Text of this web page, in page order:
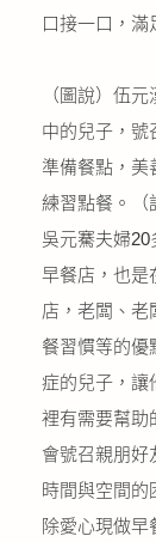
口接一口，滿
（圖說）伍
中的兒子，號
準備餐點，美
練習點餐。（
吳元騫夫婦
早餐店，也是
店，老闆、老
餐習慣等的優
症的兒子，讓
裡有需要幫助
會號召親朋好
時間與空間的
除愛心現做早